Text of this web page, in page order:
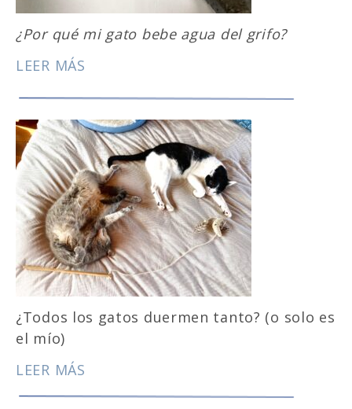
¿Por qué mi gato bebe agua del grifo?
LEER MÁS
¿Todos los gatos duermen tanto? (o solo es
el mío)
LEER MÁS